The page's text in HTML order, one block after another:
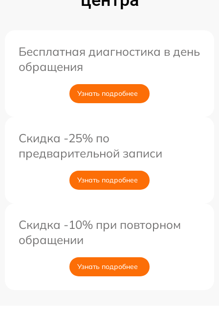
Бесплатная диагностика в день
обращения
Узнать подробнее
Скидка -25% по
предварительной записи
Узнать подробнее
Скидка -10% при повторном
обращении
Узнать подробнее